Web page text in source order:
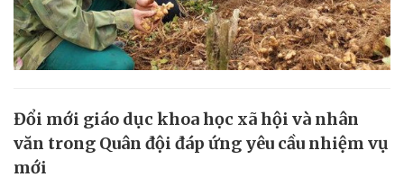
Đổi mới giáo dục khoa học xã hội và nhân
văn trong Quân đội đáp ứng yêu cầu nhiệm vụ
mới